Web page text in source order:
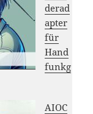
derad
apter
für
Hand
funkg
AIOC